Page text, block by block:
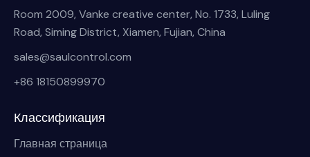
Room 2009, Vanke creative center, No. 1733, Luling
Road, Siming District, Xiamen, Fujian, China
sales@saulcontrol.com
+86 18150899970
Классификация
Главная страница